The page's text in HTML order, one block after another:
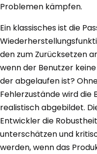
Problemen kämpfen.
Ein klassisches ist die
den zum Zurücksetzen
wenn der Benutzer
der abgelaufen ist?
Fehlerzustände wird
realistisch abgebildet.
Entwickler die
unterschätzen und
werden, wenn das